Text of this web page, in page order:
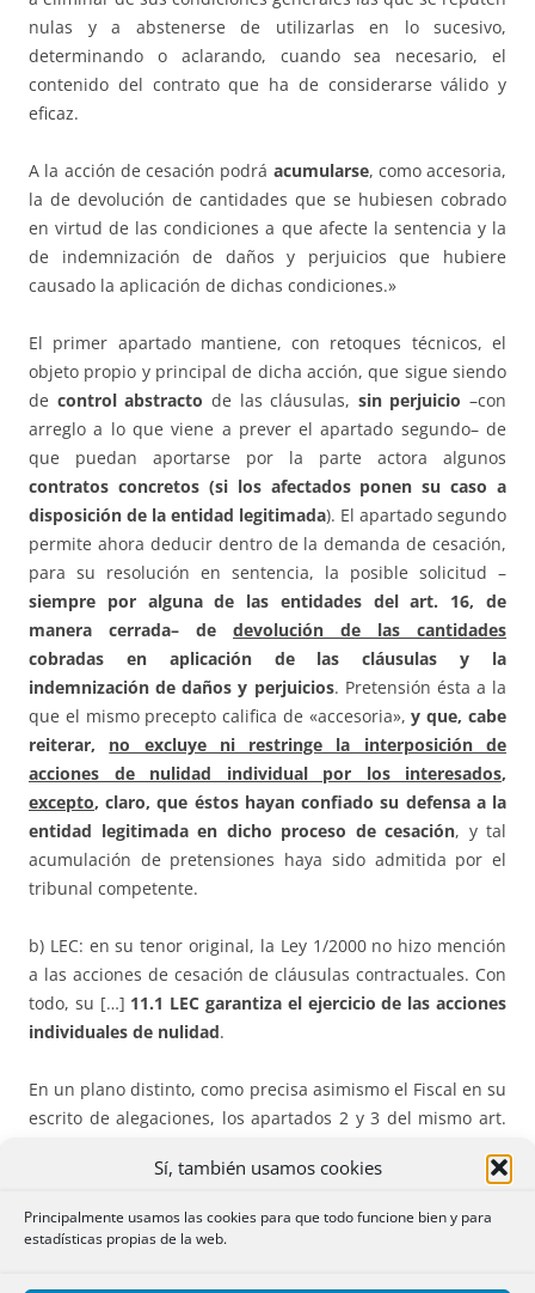
Sí, también usamos cookies
Principalmente usamos las cookies para que todo funcione bien y para
estadísticas propias de la web.
nulas y a abstenerse de utilizarlas en lo sucesivo,
determinando o aclarando, cuando sea necesario, el
contenido del contrato que ha de considerarse válido y
eficaz.
A la acción de cesación podrá acumularse, como accesoria,
la de devolución de cantidades que se hubiesen cobrado
en virtud de las condiciones a que afecte la sentencia y la
de indemnización de daños y perjuicios que hubiere
causado la aplicación de dichas condiciones.»
El primer apartado mantiene, con retoques técnicos, el
objeto propio y principal de dicha acción, que sigue siendo
de control abstracto de las cláusulas, sin perjuicio –con
arreglo a lo que viene a prever el apartado segundo– de
que puedan aportarse por la parte actora algunos
contratos concretos (si los afectados ponen su caso a
disposición de la entidad legitimada). El apartado segundo
permite ahora deducir dentro de la demanda de cesación,
para su resolución en sentencia, la posible solicitud –
siempre por alguna de las entidades del art. 16, de
manera cerrada– de devolución de las cantidades
cobradas en aplicación de las cláusulas y la
indemnización de daños y perjuicios. Pretensión ésta a la
que el mismo precepto califica de «accesoria»,y que, cabe
reiterar, no excluye ni restringe la interposición de
acciones de nulidad individual por los interesados,
excepto, claro, que éstos hayan confiado su defensa a la
entidad legitimada en dicho proceso de cesación, y tal
acumulación de pretensiones haya sido admitida por el
tribunal competente.
b) LEC: en su tenor original, la Ley 1/2000 no hizo mención
a las acciones de cesación de cláusulas contractuales. Con
todo, su […] 11.1 LEC garantiza el ejercicio de las acciones
individuales de nulidad.
En un plano distinto, como precisa asimismo el Fiscal en su
escrito de alegaciones, los apartados 2 y 3 del mismo art.
reclamación de daños y perjuicios causados a una
legitimación a las asociaciones de consumidores, a las